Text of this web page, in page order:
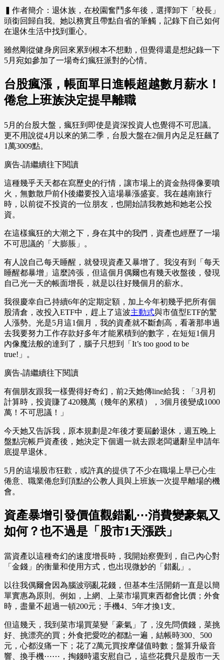
▍作者簡介：退休族，在校園奮鬥多年後，選擇卸下「校長」
頭銜回歸自我。她以務實且帶點自省的筆觸，記錄下自己如何
在退休生活中找到重心。
雖然剛從健身房回來累到根本不想動，但覺得還是想紀錄一下
5月宛如參加了一場奇幻瘋狂派對的心情。
台股瘋漲，帳面單日進帳超越數月薪水！
倦怠上班族決定提早離職
5月的台股大盤，瘋狂到即使是資深投資人也覺得不可思議。
更不用說從4月以來的第二季，台股大盤在2個月內足足狂飆了
1萬3009點。
廣告-請繼續往下閱讀
這種幾乎天天都在寫歷史的行情，讓市場上的資金熱得像要噴
火，無數散戶前仆後繼要投入這場暴漲盛宴。我在越南旅行
時，以前從不投資的一位朋友，也開始請我教她和她老公投
資。
在這樣瘋狂的大潮之下，身在其中的我們，資產也經歷了一場
不可思議的「大膨脹」。
有人說自己每天睡醒，就發現資產又暴增了。我沒有到「每天
睡醒都暴增」這麼誇張，但這個月偶爾也有幾天收盤後，發現
自己光一天的帳面增長，就是以往好幾個月的薪水。
我很慶幸自己持續6年的定期定額，加上今年初幾乎把所有個
股清倉，改投入ETF中，趕上了這波主動式與市值型ETF的驚
人漲勢。光是5月這1個月，我的資產就不斷創高，看著那串過
去我要努力工作存款好多年才能累積到的數字，在短短1個月
內像魔法般的達到了，腦子只想到「It’s too good to be
true!」。
廣告-請繼續往下閱讀
有個朋友跟我一樣覺得好奇幻，前2天她傳line給我：「3月初
計算時，投資賺了420幾萬（幾年的累積），3個月後變成1000
萬！不可思議！」
今天她又告訴我，原本規劃是2年後才要屆齡退休，週五晚上
盤點完帳戶資產後，她決定下個週一就去跟老闆遞辭呈申請年
底提早退休。
5月的這場股市狂歡，或許真的提供了不少在職場上早已心生
倦意、職業倦怠到頂點的公教人員與上班族一次提早離場的機
會。
資產暴增引發價值觀錯亂⋯消費變豪氣又
如何？也不過是「股市1天漲跌」
當資產以這種奇幻的速度增長時，我開始察覺到，自己內心對
「金錢」的衡量和使用方式，也出現微妙的「錯亂」。
以往我偶爾會因為腦波弱亂花錢，但基本生活開銷一直是以簡
單實惠為原則。例如，上網、上菜市場買東西都會比價；外食
時，盡量不超過一頓200元；手機4、5年才換1支。
但這幾天，我到菜市場買菜變「豪氣」了，沒先問價錢，菜挑
好、挑漂亮的買；外食把愛吃的都點一遍，結帳時300、500
元，心都沒痛一下；花了2萬元買按摩儲值時數；盤算升級音
響、換手機⋯⋯，掏錢時還安慰自己，這些花費只是股市一天